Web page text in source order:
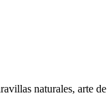
naturales, arte